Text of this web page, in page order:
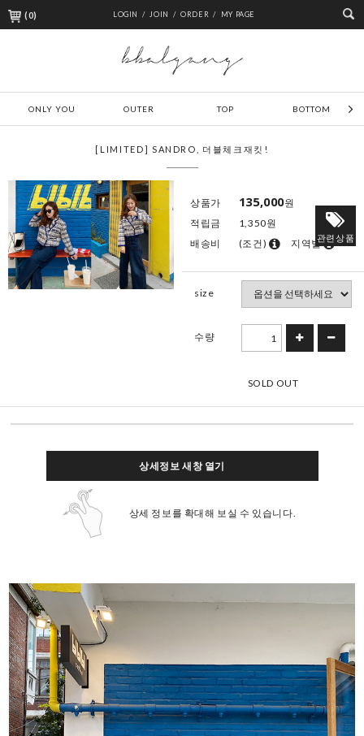
(0) LOGIN / JOIN / ORDER / MY PAGE
ONLY YOU OUTER TOP BOTTOM
[LIMITED] SANDRO, 더블체크재킷!
상품가 135,000원
적립금
1,350원
배송비
(조건) 지역별관련상품
size
수량
SOLD OUT
상세정보 새창 열기
상세 정보를 확대해 보실 수 있습니다.